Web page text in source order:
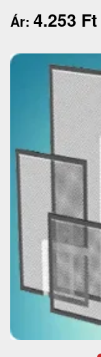
Ár: 4.253 Ft